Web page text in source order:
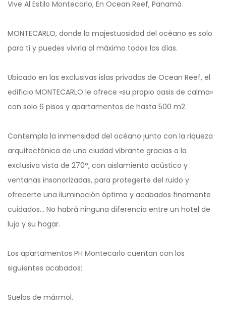
Vive Al Estilo Montecarlo, En Ocean Reef, Panamá
MONTECARLO, donde la majestuosidad del océano es solo
para ti y puedes vivirla al máximo todos los días.
Ubicado en las exclusivas islas privadas de Ocean Reef, el
edificio MONTECARLO le ofrece «su propio oasis de calma»
con solo 6 pisos y apartamentos de hasta 500 m2.
Contempla la inmensidad del océano junto con la riqueza
arquitectónica de una ciudad vibrante gracias a la
exclusiva vista de 270°, con aislamiento acústico y
ventanas insonorizadas, para protegerte del ruido y
ofrecerte una iluminación óptima y acabados finamente
cuidados… No habrá ninguna diferencia entre un hotel de
lujo y su hogar.
Los apartamentos PH Montecarlo cuentan con los
siguientes acabados:
Suelos de mármol.